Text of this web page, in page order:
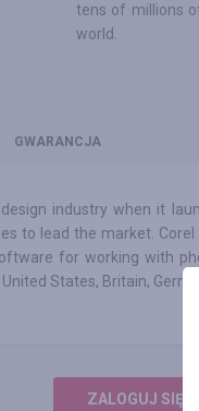
tens of millions
world.
GWARANCJA
industry when it
to lead the market.
for working with
States, Britain,
ZALOGUJ SIĘ,